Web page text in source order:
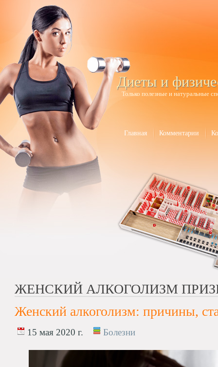
Диеты и
Только полезные и натуральные
Главная Комментарии
ЖЕНСКИЙ АЛКОГОЛИЗМ
Женский алкоголизм: причины,
15 мая 2020 г. Болезни